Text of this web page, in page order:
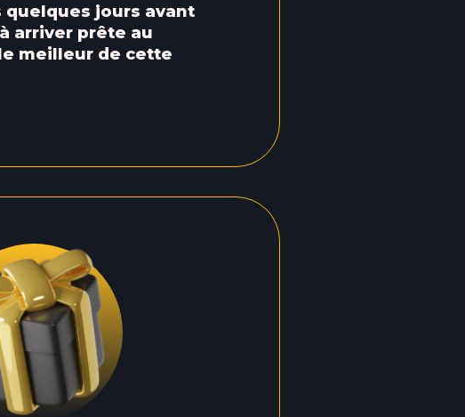
jours avant
arriver prête au
meilleur de cette